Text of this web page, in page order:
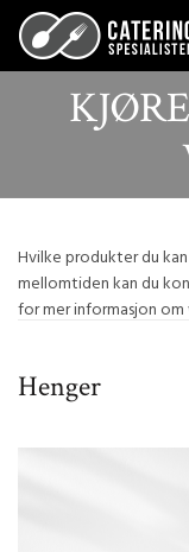
Hvilke produkter du
mellomtiden kan du
for mer informasjon
Henger